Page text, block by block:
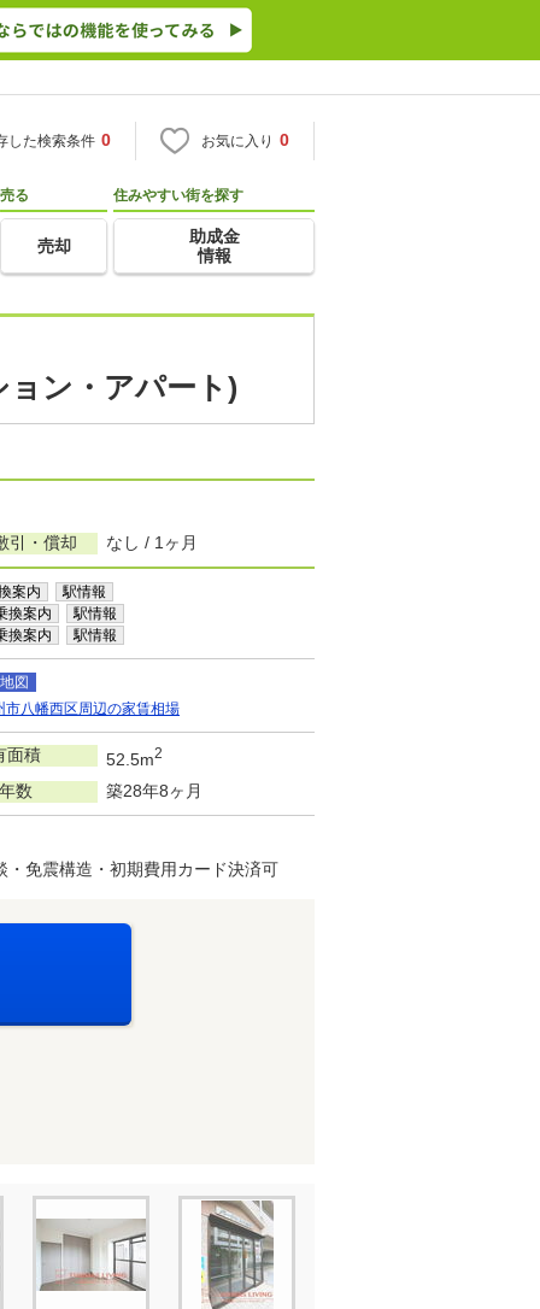
した検索条件 0 お気に入り 0
売る
売却
住みやすい街を探す
助成金
情報
ョン・アパート)
引・償却 なし / 1ヶ月
案内 駅情報
換案内 駅情報
換案内 駅情報
図
市八幡西区周辺の家賃相場
面積 52.5m2
数 築28年8ヶ月
免震構造・初期費用カード決済可